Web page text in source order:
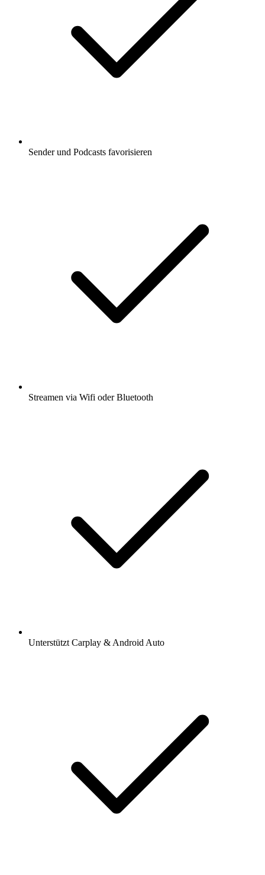
Sender und Podcasts favorisieren
Streamen via Wifi oder Bluetooth
Unterstützt Carplay & Android Auto